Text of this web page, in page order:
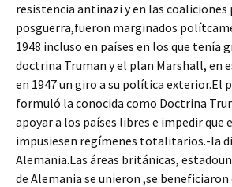
resistencia antinazi y en las coaliciones
posguerra,fueron marginados
1948 incluso en países en los que tenía
doctrina Truman y el plan Marshall, en
en 1947 un giro a su política exterior.El
formuló la conocida como Doctrina
apoyar a los países libres e impedir que
impusiesen regímenes totalitarios.-la
Alemania.Las áreas británicas,
de Alemania se unieron ,se